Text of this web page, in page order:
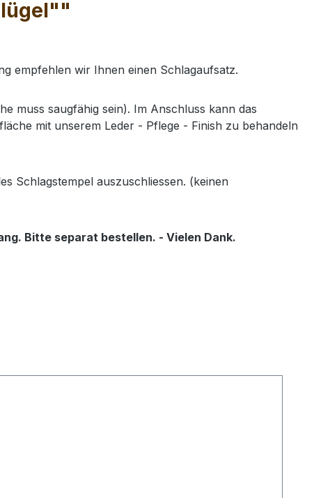
empfehlen wir Ihnen einen Schlagaufsatz.
muss saugfähig sein). Im Anschluss kann das
mit unserem Leder - Pflege - Finish zu behandeln
Schlagstempel auszuschliessen. (keinen
Bitte separat bestellen. - Vielen Dank.